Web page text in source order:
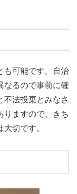
も可能です。自治
なるので事前に確
不法投棄とみなさ
りますので、きち
切です。